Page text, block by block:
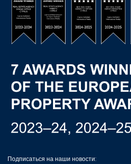
Подписаться на наши новости: